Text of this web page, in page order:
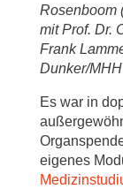
Rosenboom
mit Prof. Dr.
Frank
Dunker/MHH
Es war in
eigenes